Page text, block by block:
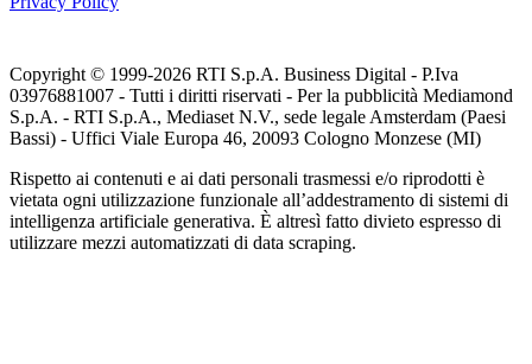
Copyright © 1999-2026 RTI S.p.A. Business Digital - P.Iva
03976881007 - Tutti i diritti riservati - Per la pubblicità Mediamond
S.p.A. - RTI S.p.A., Mediaset N.V., sede legale Amsterdam (Paesi
Bassi) - Uffici Viale Europa 46, 20093 Cologno Monzese (MI)
Rispetto ai contenuti e ai dati personali trasmessi e/o riprodotti è
vietata ogni utilizzazione funzionale all’addestramento di sistemi di
intelligenza artificiale generativa. È altresì fatto divieto espresso di
utilizzare mezzi automatizzati di data scraping.